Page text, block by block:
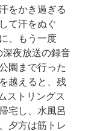
をかき過ぎる
て汗をぬぐ
、もう一度
夜放送の録音
園まで行った
越えると、残
ストリングス
宅し、水風呂
夕方は筋トレ